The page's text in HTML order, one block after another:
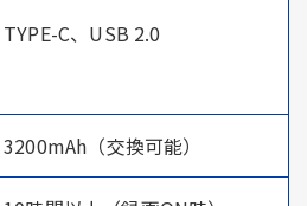
TYPE-C、USB 2.0
3200mAh（交換可能）